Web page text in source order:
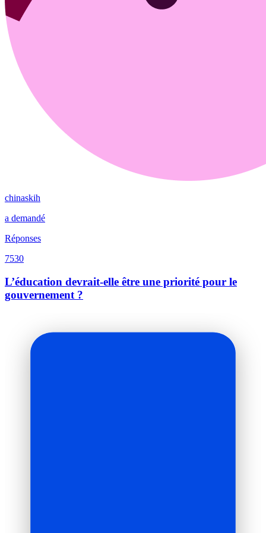
chinaskih
a demandé
Réponses
7530
L’éducation devrait-elle être une priorité pour le
gouvernement ?